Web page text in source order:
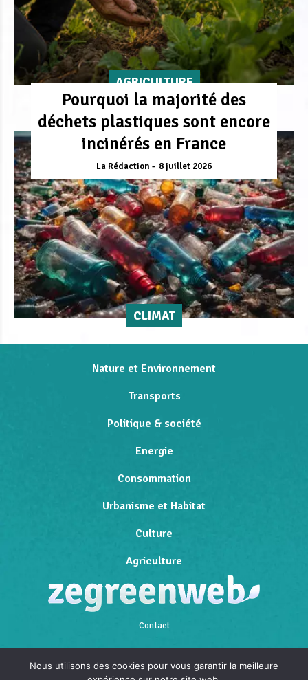
AGRICULTURE
Pourquoi la majorité des
déchets plastiques sont encore
incinérés en France
La Rédaction 8 juillet 2026
CLIMAT
Nature et Environnement
Transports
Politique & société
Energie
Consommation
Urbanisme et Habitat
Culture
Agriculture
Contact
Nous utilisons des cookies pour vous garantir la meilleure